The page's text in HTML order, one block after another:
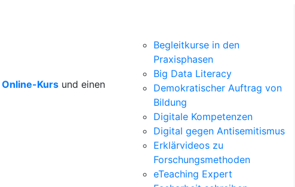
Online-Kurs und einen
Begleitkurse in den
Praxisphasen
Big Data Literacy
Demokratischer Auftrag von
Bildung
Digitale Kompetenzen
Digital gegen Antisemitismus
Erklärvideos zu
Forschungsmethoden
eTeaching Expert